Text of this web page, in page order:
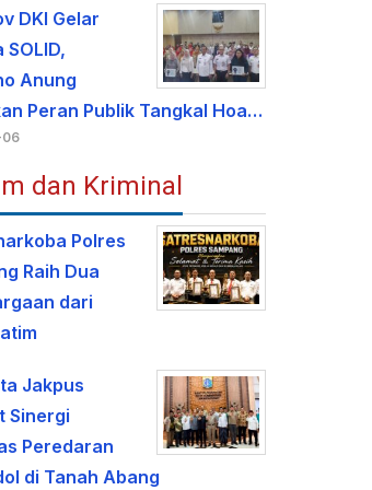
DKI Gelar
Anung
Peran Publik Tangkal Hoa…
dan Kriminal
Polres
Raih Dua
dari
Jakpus
Sinergi
Peredaran
di Tanah Abang